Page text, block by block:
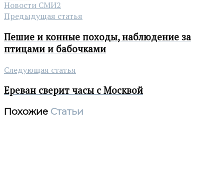
Новости СМИ2
Предыдущая статья
Пешие и конные походы, наблюдение за
птицами и бабочками
Следующая статья
Ереван сверит часы с Москвой
Похожие Статьи